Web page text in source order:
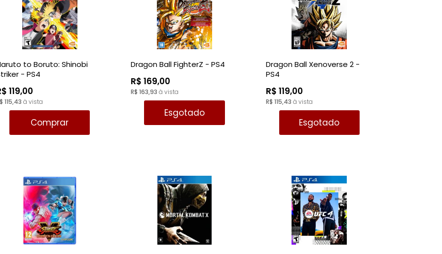
to Boruto: Shinobi
- PS4
119,00
115,43 à vista
Comprar
Dragon Ball FighterZ - PS4
R$ 169,00
R$ 163,93 à vista
Esgotado
Dragon Ball Xenoverse 2 -
PS4
R$ 119,00
R$ 115,43 à vista
Esgotado